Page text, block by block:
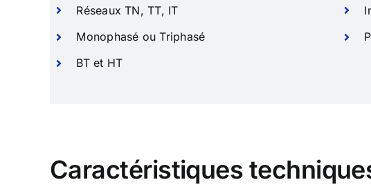
Réseaux TN, TT, IT
Monophasé ou Triphasé
BT et HT
Caractéristiques